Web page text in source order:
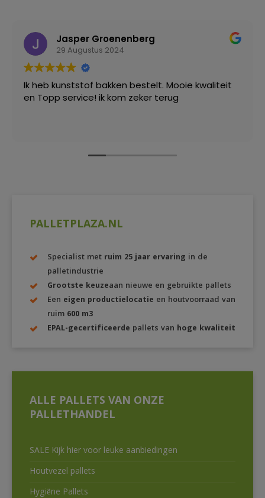
PALLETPLAZA.NL
Specialist met ruim 25 jaar ervaring in de
palletindustrie
Grootste keuzeaan nieuwe en gebruikte pallets
Een eigen productielocatie en houtvoorraad van
ruim 600 m3
EPAL-gecertificeerde pallets van hoge kwaliteit
ALLE PALLETS VAN ONZE
PALLETHANDEL
SALE Kijk hier voor leuke aanbiedingen
Houtvezel pallets
Hygiëne Pallets
Jasper Groenenberg
29 Augustus 2024
Ik heb kunststof bakken bestelt. Mooie kwaliteit
en Topp service! ik kom zeker terug